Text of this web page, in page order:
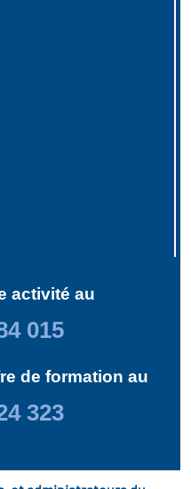
activité au
015
de formation au
323